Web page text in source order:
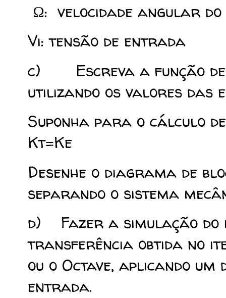
Ω: velocidade angular
Vi: tensão de entrada
c) Escreva a função de
utilizando os valores das
Suponha para o cálculo
Kt=Ke
Desenhe o diagrama de
separando o sistema
d) Fazer a simulação
transferência obtida no
ou o Octave, aplicando
entrada.